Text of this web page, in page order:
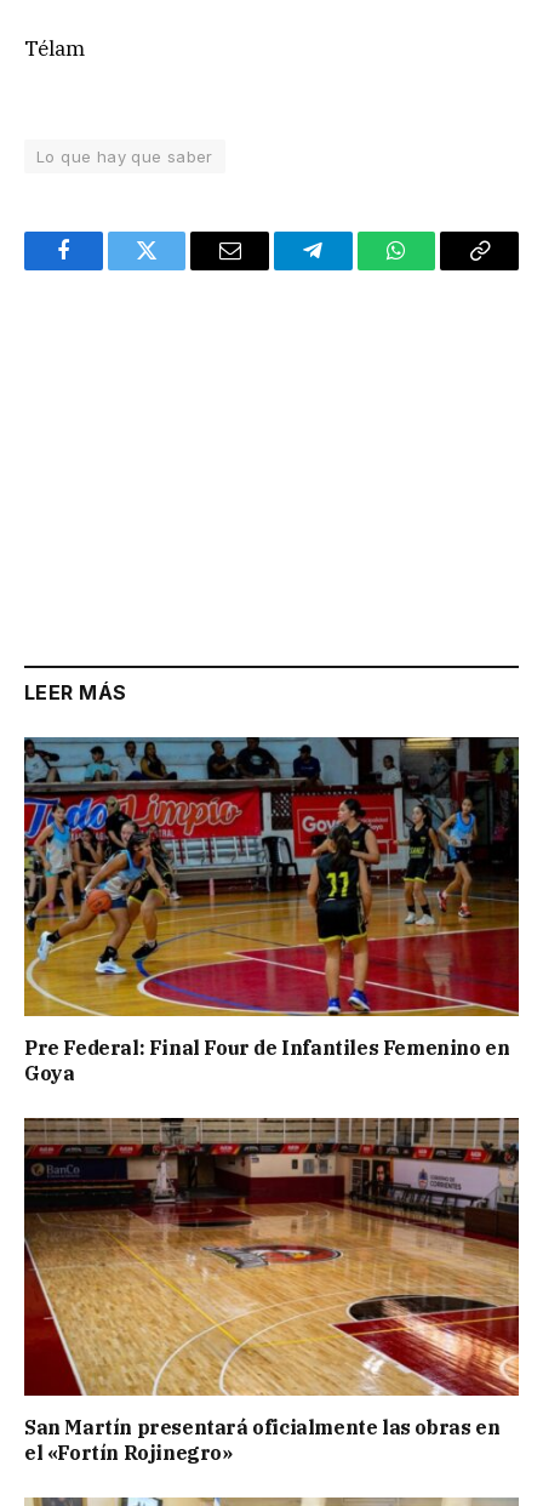
Télam
Lo que hay que saber
FacebookTwitter Email TelegramWhatsAppCopy
LEER MÁS
Pre Federal: Final Four de Infantiles Femenino en
Goya
San Martín presentará oficialmente las obras en
el «Fortín Rojinegro»